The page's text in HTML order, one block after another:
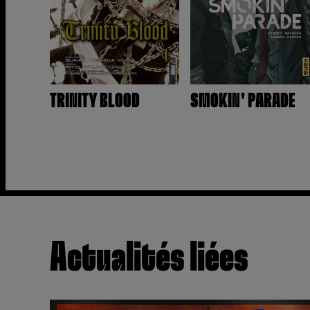
TRINITY BLOOD SMOKIN' PARADE
Actualités liées